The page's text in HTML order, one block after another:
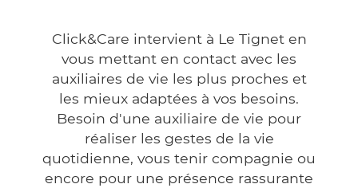
Click&Care intervient à Le Tignet en
vous mettant en contact avec les
auxiliaires de vie les plus proches et
les mieux adaptées à vos besoins.
Besoin d'une auxiliaire de vie pour
réaliser les gestes de la vie
quotidienne, vous tenir compagnie ou
encore pour une présence rassurante